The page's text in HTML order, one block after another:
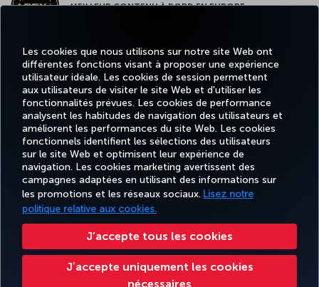
Les cookies que nous utilisons sur notre site Web ont
différentes fonctions visant à proposer une expérience
utilisateur idéale. Les cookies de session permettent
aux utilisateurs de visiter le site Web et d'utiliser les
fonctionnalités prévues. Les cookies de performance
analysent les habitudes de navigation des utilisateurs et
améliorent les performances du site Web. Les cookies
fonctionnels identifient les sélections des utilisateurs
sur le site Web et optimisent leur expérience de
navigation. Les cookies marketing avertissent des
campagnes adaptées en utilisant des informations sur
les promotions et les réseaux sociaux. Lisez notre
politique relative aux cookies.
J’accepte tous les cookies
Jʼaccepte uniquement les cookies
nécessaires
MEILLEUR CONTENU À BORD EN EUROPE
MEILLEUR WI-FI EN EUROPE
Facebook
TwitterInstagram
YouTubeLinkedIn
TiktokBlogPinterest
RÉSERVER
ET GÉRER
EXPÉRIENCE
OFFRES ET
DESTINATIONS
AIDE
MILES
&
Accessibilité
Modifier les paramètres des cookies. Plan de service client US DOT
Droits des personnes concernées dans l’UE.